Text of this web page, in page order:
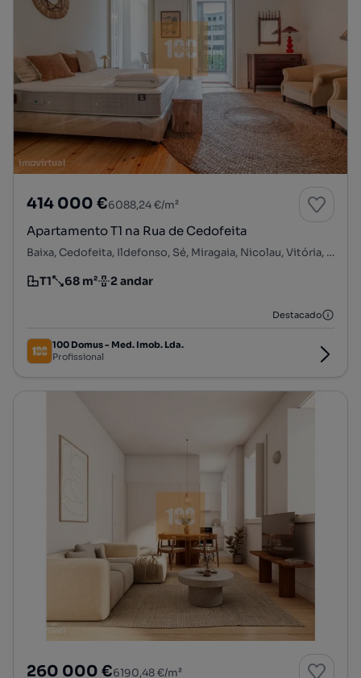
414 000 €6088,24 €/m²
Apartamento T1 na Rua de Cedofeita
Baixa, Cedofeita, Ildefonso, Sé, Miragaia, Nicolau, Vitória, Porto, Porto
Tipologia
T1
Preço por metro quadrado
68 m²
Andar 2 andar
Destacado
100 Domus - Med. Imob. Lda.
Profissional
260 000 €6190,48 €/m²